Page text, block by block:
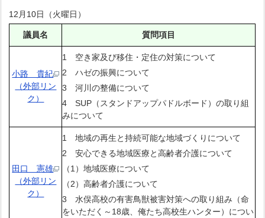
12月10日（火曜日）
議員名 質問項目
小路 貴紀
（外部リン
ク）
1 空き家及び移住・定住の対策について
2 ハゼの振興について
3 河川の整備について
4 SUP（スタンドアップパドルボード）の取り組
みについて
田口 憲雄
（外部リン
ク）
1 地域の再生と持続可能な地域づくりについて
2 安心できる地域医療と高齢者介護について
（1）地域医療について
（2）高齢者介護について
3 水俣高校の有害鳥獣被害対策への取り組み（命
をいただく～18歳、俺たち高校生ハンター）につい